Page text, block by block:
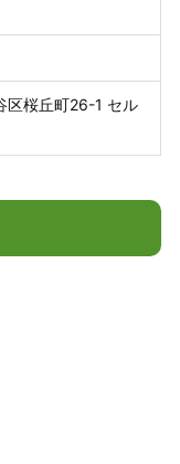
区桜丘町26-1 セル